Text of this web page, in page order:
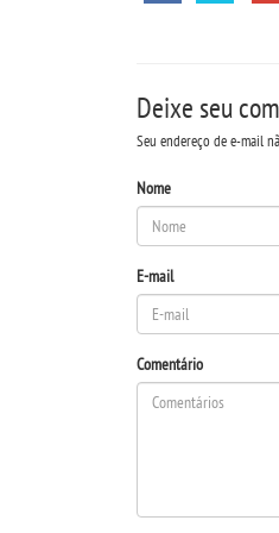
Deixe seu
Seu endereço de e-mail
Nome
E-mail
Comentário